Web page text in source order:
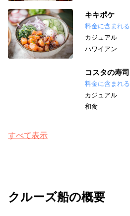
キキポケ
料金に含まれる
カジュアル
ハワイアン
コスタの寿司
料金に含まれる
カジュアル
和食
すべて表示
クルーズ船の概要